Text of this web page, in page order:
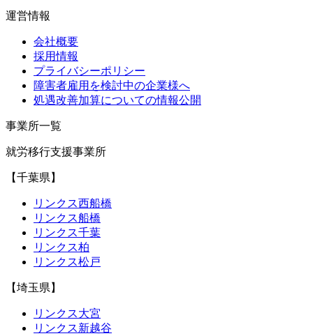
運営情報
会社概要
採用情報
プライバシーポリシー
障害者雇用を検討中の企業様へ
処遇改善加算についての情報公開
事業所一覧
就労移行支援事業所
【千葉県】
リンクス西船橋
リンクス船橋
リンクス千葉
リンクス柏
リンクス松戸
【埼玉県】
リンクス大宮
リンクス新越谷